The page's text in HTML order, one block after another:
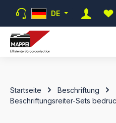
Zum Hauptinhalt springen
DE
Startseite
Beschriftung
Beschriftungsreiter-Sets